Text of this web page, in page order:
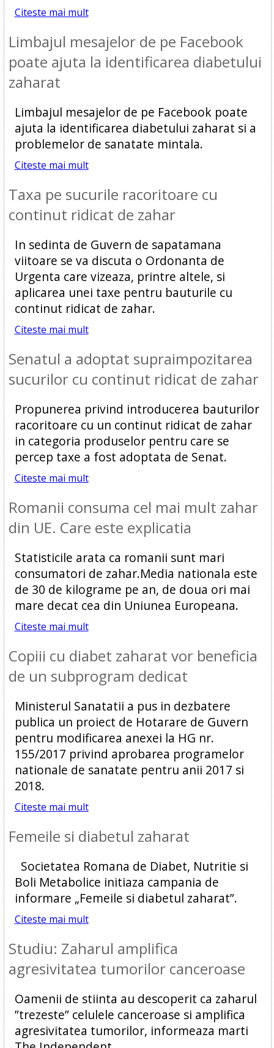
Citeste mai mult
Limbajul mesajelor de pe Facebook
poate ajuta la identificarea diabetului
zaharat
Limbajul mesajelor de pe Facebook poate
ajuta la identificarea diabetului zaharat si a
problemelor de sanatate mintala.
Citeste mai mult
Taxa pe sucurile racoritoare cu
continut ridicat de zahar
In sedinta de Guvern de sapatamana
viitoare se va discuta o Ordonanta de
Urgenta care vizeaza, printre altele, si
aplicarea unei taxe pentru bauturile cu
continut ridicat de zahar.
Citeste mai mult
Senatul a adoptat supraimpozitarea
sucurilor cu continut ridicat de zahar
Propunerea privind introducerea bauturilor
racoritoare cu un continut ridicat de zahar
in categoria produselor pentru care se
percep taxe a fost adoptata de Senat.
Citeste mai mult
Romanii consuma cel mai mult zahar
din UE. Care este explicatia
Statisticile arata ca romanii sunt mari
consumatori de zahar.Media nationala este
de 30 de kilograme pe an, de doua ori mai
mare decat cea din Uniunea Europeana.
Citeste mai mult
Copiii cu diabet zaharat vor beneficia
de un subprogram dedicat
Ministerul Sanatatii a pus in dezbatere
publica un proiect de Hotarare de Guvern
pentru modificarea anexei la HG nr.
155/2017 privind aprobarea programelor
nationale de sanatate pentru anii 2017 si
2018.
Citeste mai mult
Femeile si diabetul zaharat
Societatea Romana de Diabet, Nutritie si
Boli Metabolice initiaza campania de
informare „Femeile si diabetul zaharat”.
Citeste mai mult
Studiu: Zaharul amplifica
agresivitatea tumorilor canceroase
Oamenii de stiinta au descoperit ca zaharul
”trezeste” celulele canceroase si amplifica
agresivitatea tumorilor, informeaza marti